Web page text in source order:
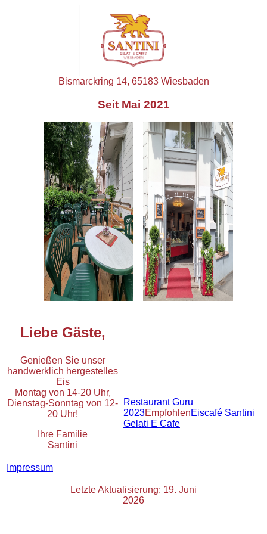
Bismarckring 14, 65183 Wiesbaden
Seit Mai 2021
Liebe Gäste,
Genießen Sie unser
handwerklich hergestelles
Eis
Montag von 14-20 Uhr,
Dienstag-Sonntag von 12-
20 Uhr!
Ihre Familie
Santini
Restaurant Guru
2023EmpfohlenEiscafé Santini
Gelati E Cafe
Impressum
Letzte Aktualisierung: 19. Juni
2026